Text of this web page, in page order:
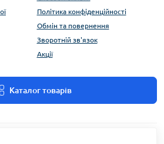
Політика конфіденційності
Обмін та повернення
Зворотній зв'язок
Акції
Каталог товарів